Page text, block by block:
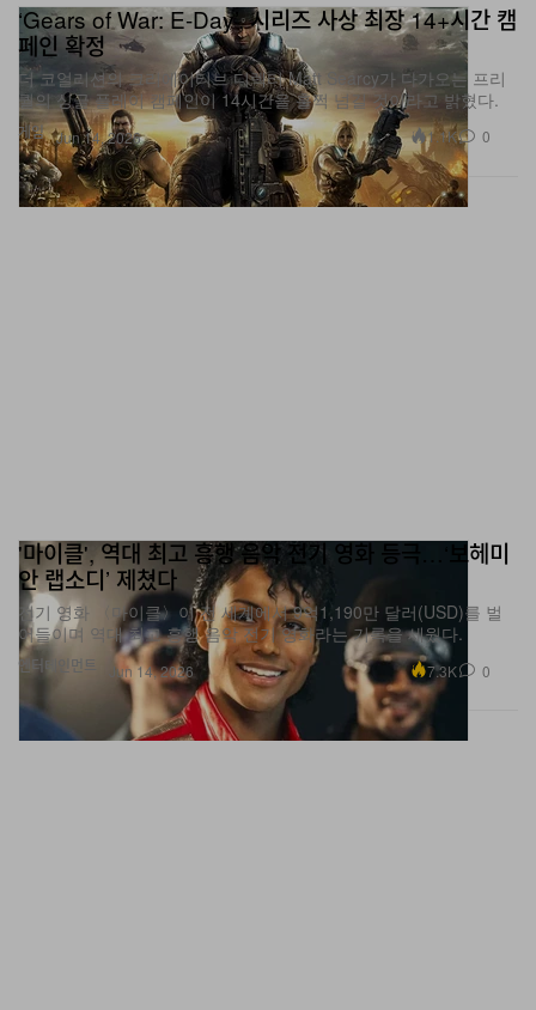
게임
‘Gears of War: E-Day’, 시리즈 사상 최장 14+시간 캠
페인 확정
더 코얼리션의 크리에이티브 디렉터 Matt Searcy가 다가오는 프리
퀄의 싱글 플레이 캠페인이 14시간을 훌쩍 넘길 것이라고 밝혔다.
Jun 14, 2026 1.1K 0
엔터테인먼트
'마이클', 역대 최고 흥행 음악 전기 영화 등극…‘보헤미
안 랩소디’ 제쳤다
전기 영화 〈마이클〉이 전 세계에서 9억1,190만 달러(USD)를 벌
어들이며 역대 최고 흥행 음악 전기 영화라는 기록을 세웠다.
Jun 14, 2026 7.3K 0